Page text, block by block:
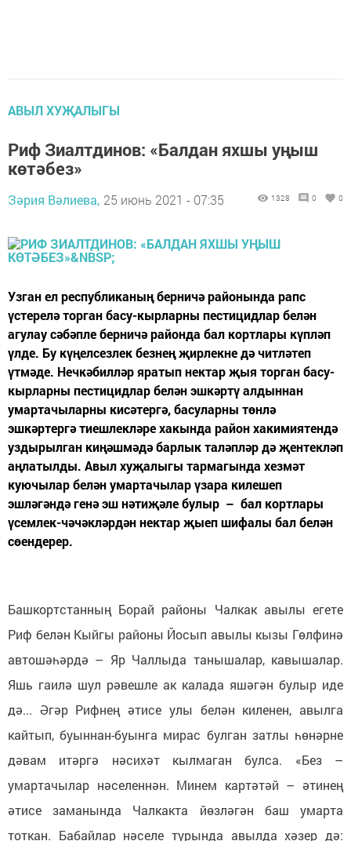
АВЫЛ ХУҖАЛЫГЫ
Риф Зиалтдинов: «Балдан яхшы уңыш
көтәбез»
Зәрия Вәлиева, 25 июнь 2021 - 07:35 1328 0 0
Узган ел республиканың берничә районында рапс
үстерелә торган басу-кырларны пестицидлар белән
агулау сәбәпле берничә районда бал кортлары күпләп
үлде. Бу күңелсезлек безнең җирлекне дә читләтеп
үтмәде. Нечкәбилләр яратып нектар җыя торган басу-
кырларны пестицидлар белән эшкәртү алдыннан
умартачыларны кисәтергә, басуларны төнлә
эшкәртергә тиешлекләре хакында район хакимиятендә
уздырылган киңәшмәдә барлык таләпләр дә җентекләп
аңлатылды. Авыл хуҗалыгы тармагында хезмәт
куючылар белән умартачылар үзара килешеп
эшләгәндә генә эш нәтиҗәле булыр – бал кортлары
үсемлек-чәчәкләрдән нектар җыеп шифалы бал белән
сөендерер.
Башкортстанның Борай районы Чалкак авылы егете
Риф белән Кыйгы районы Йосып авылы кызы Гөлфинә
автошәһәрдә – Яр Чаллыда танышалар, кавышалар.
Яшь гаилә шул рәвешле ак калада яшәгән булыр иде
дә... Әгәр Рифнең әтисе улы белән киленен, авылга
кайтып, буыннан-буынга мирас булган затлы һөнәрне
дәвам итәргә нәсихәт кылмаган булса. «Без –
умартачылар нәселеннән. Минем картәтәй – әтинең
әтисе заманында Чалкакта йөзләгән баш умарта
тоткан. Бабайлар нәселе турында авылда хәзер дә: